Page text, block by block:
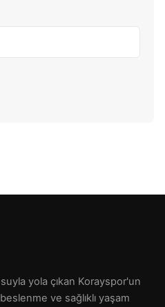
yola çıkan Korayspor'un
ve sağlıklı yaşam